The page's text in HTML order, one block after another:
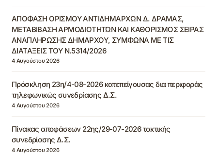
ΑΠΟΦΑΣΗ ΟΡΙΣΜΟΥ ΑΝΤΙΔΗΜΑΡΧΩΝ Δ. ΔΡΑΜΑΣ,
ΜΕΤΑΒΙΒΑΣΗ ΑΡΜΟΔΙΟΤΗΤΩΝ ΚΑΙ ΚΑΘΟΡΙΣΜΟΣ ΣΕΙΡΑΣ
ΑΝΑΠΛΗΡΩΣΗΣ ΔΗΜΑΡΧΟΥ, ΣΥΜΦΩΝΑ ΜΕ ΤΙΣ
ΔΙΑΤΑΞΕΙΣ ΤΟΥ Ν.5314/2026
4 Αυγούστου 2026
Πρόσκληση 23η/4-08-2026 κατεπείγουσας δια περιφοράς
τηλεφωνικώς συνεδρίασης Δ.Σ.
4 Αυγούστου 2026
Πίνακας αποφάσεων 22ης/29-07-2026 τακτικής
συνεδρίασης Δ.Σ.
4 Αυγούστου 2026